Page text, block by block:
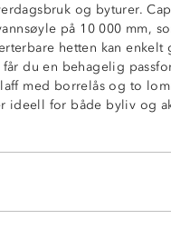
og byturer.
på 10 000 mm,
hetten kan enkelt
du en behagelig
med borrelås og to
ideell for både byliv og